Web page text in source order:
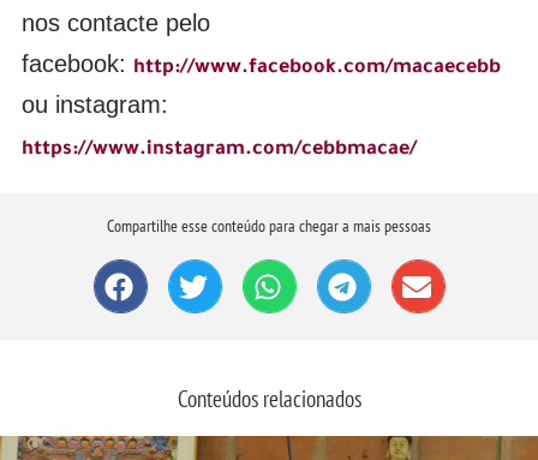
nos contacte pelo
facebook: http://www.facebook.com/macaecebb
ou instagram:
https://www.instagram.com/cebbmacae/
Compartilhe esse conteúdo para chegar a mais pessoas
Conteúdos relacionados